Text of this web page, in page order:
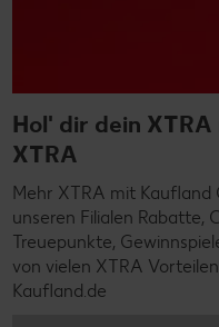
Hol' dir dein
XTRA
Mehr XTRA mit Kaufland
unseren Filialen Rabatte,
Treuepunkte,
von vielen XTRA
Kaufland.de